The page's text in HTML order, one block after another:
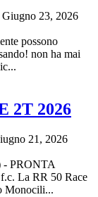
Giugno 23, 2026
possono
non ha mai
2T 2026
21, 2026
- PRONTA
La RR 50 Race
Monocili...